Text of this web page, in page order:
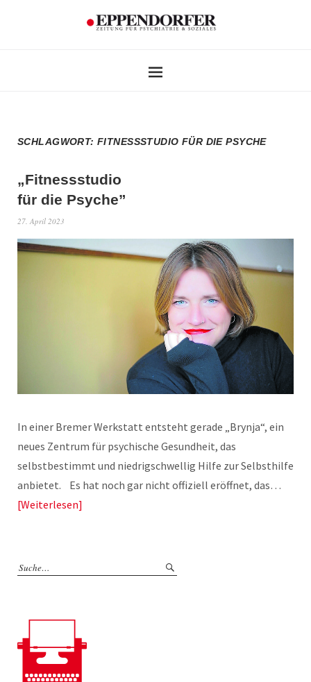
SCHLAGWORT:FITNESSSTUDIO FÜR DIE PSYCHE
„Fitnessstudio
für die Psyche”
27. April 2023
In einer Bremer Werkstatt entsteht gerade „Brynja“, ein
neues Zentrum für psychische Gesundheit, das
selbstbestimmt und niedrigschwellig Hilfe zur Selbsthilfe
anbietet. Es hat noch gar nicht offiziell eröffnet, das…
Weiterlesen